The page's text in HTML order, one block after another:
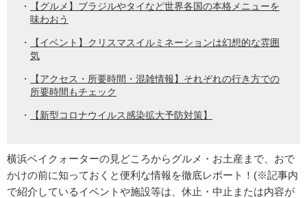
【グルメ】ブラジルやタイなど世界各国の本格メニューを
味わおう
【イベント】クリスマスイルミネーションは幻想的な雰囲
気
【アクセス・所要時間・混雑情報】それぞれの行き方での
所要時間もチェック
【新型コロナウイルス感染拡大予防対策】
横浜ベイクォーターの見どころからグルメ・お土産まで、おで
かけの前に知っておくと便利な情報を徹底レポート！(※記事内
で紹介しているイベントや施設等は、休止・中止または内容が